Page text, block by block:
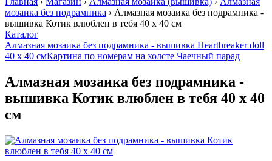
мозаика без подрамника › Алмазная мозаика без подрамника -
вышивка Котик влюблен в тебя 40 х 40 см
Каталог
Алмазная мозаика без подрамника - вышивка Heartbreaker doll
40 х 40 смКартина по номерам на холсте Чаечный парад
Алмазная мозаика без подрамника -
вышивка Котик влюблен в тебя 40 х 40
см